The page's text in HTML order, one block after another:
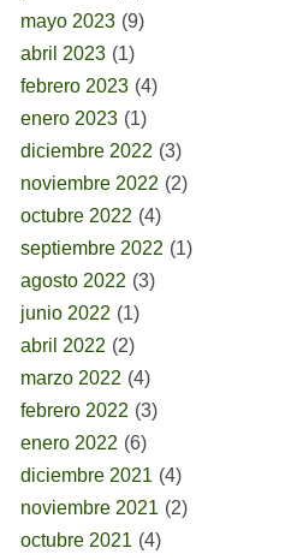
mayo 2023 (9)
abril 2023 (1)
febrero 2023 (4)
enero 2023 (1)
diciembre 2022 (3)
noviembre 2022 (2)
octubre 2022 (4)
septiembre 2022 (1)
agosto 2022 (3)
junio 2022 (1)
abril 2022 (2)
marzo 2022 (4)
febrero 2022 (3)
enero 2022 (6)
diciembre 2021 (4)
noviembre 2021 (2)
octubre 2021 (4)